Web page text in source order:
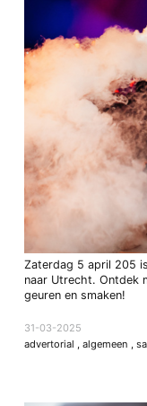
Zaterdag 5 april 205
naar Utrecht. Ontdek
geuren en smaken!
31-03-2025
advertorial , algemeen ,